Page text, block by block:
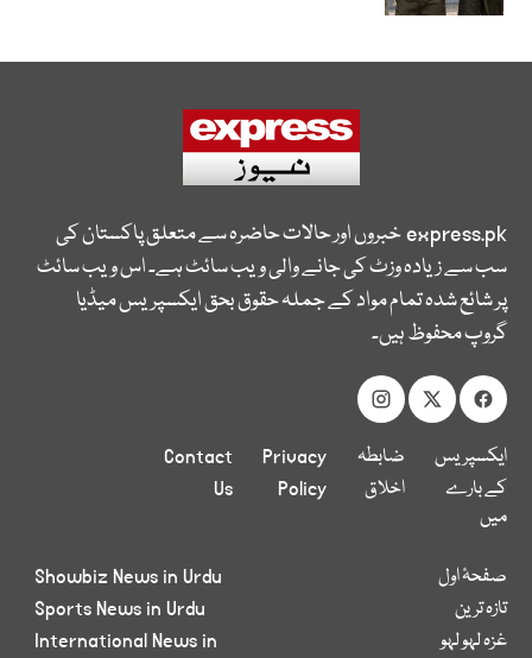
express.pkخبروں اور حالات حاضرہ سے متعلق پاکستان کی
سب سے زیادہ وزٹ کی جانے والی ویب سائٹ ہے۔ اس ویب سائٹ
پر شائع شدہ تمام مواد کے جملہ حقوق بحق ایکسپریس میڈیا
گروپ محفوظ ہیں۔
ایکسپریس
کے بارے
میں
ضابطہ
اخلاق
Privacy
Policy
Contact
Us
صفحۂ اول
تازہ ترین
غزہ لہو لہو
Showbiz News in Urdu
Sports News in Urdu
International News in